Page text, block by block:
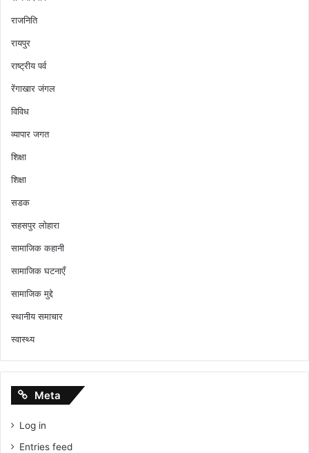
राजनिति
रायपुर
राष्ट्रीय पर्व
रेंगाखार जंगल
विविध
व्यापार जगत
शिक्षा
शिक्षा
सडक
सहसपुर लोहारा
सामाजिक कहानी
सामाजिक घटनाएँ
सामाजिक मुद्दे
स्थानीय समाचार
स्वास्थ्य
Meta
Log in
Entries feed